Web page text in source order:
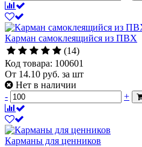
Карман самоклеящийся из ПВХ
(14)
Код товара: 100601
От 14.10 руб. за шт
Нет в наличии
-
+
Карманы для ценников